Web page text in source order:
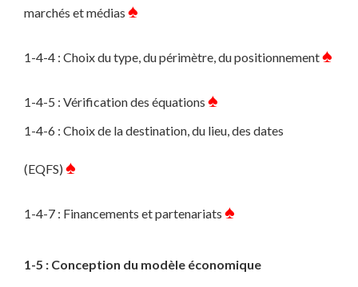
marchés et médias ♠
1-4-4 : Choix du type, du périmètre, du positionnement♠
1-4-5 : Vérification des équations ♠
1-4-6 : Choix de la destination, du lieu, des dates
(EQFS) ♠
1-4-7 : Financements et partenariats ♠
1-5 : Conception du modèle économique